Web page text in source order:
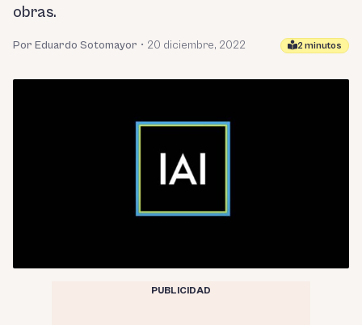
obras.
Por Eduardo Sotomayor • 20 diciembre, 2022 2 minutos
PUBLICIDAD